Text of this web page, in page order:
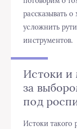
рассказывать
усложнить
инструментов.
Истоки и
за
под
Истоки такого